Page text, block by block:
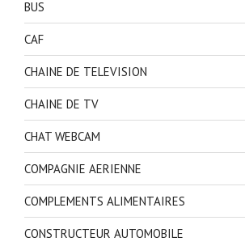
BUS
CAF
CHAINE DE TELEVISION
CHAINE DE TV
CHAT WEBCAM
COMPAGNIE AERIENNE
COMPLEMENTS ALIMENTAIRES
CONSTRUCTEUR AUTOMOBILE